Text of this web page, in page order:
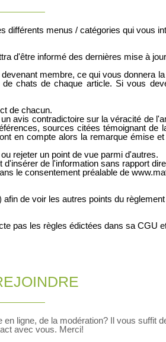
menus / catégories qui vous
d'être informé des dernières mise à
membre, ce qui vous donnera
chats de chaque article. Si vous
de chacun.
avis contradictoire sur la véracité de
sources citées témoignant de
en compte alors la remarque émise
rejeter un point de vue parmi d'autres.
de l'information sans rapport
le consentement préalable de
de voir les autres points du
pas les règles édictées dans sa CGU
ligne, de la modération? Il vous suffit
avec vous. Merci!